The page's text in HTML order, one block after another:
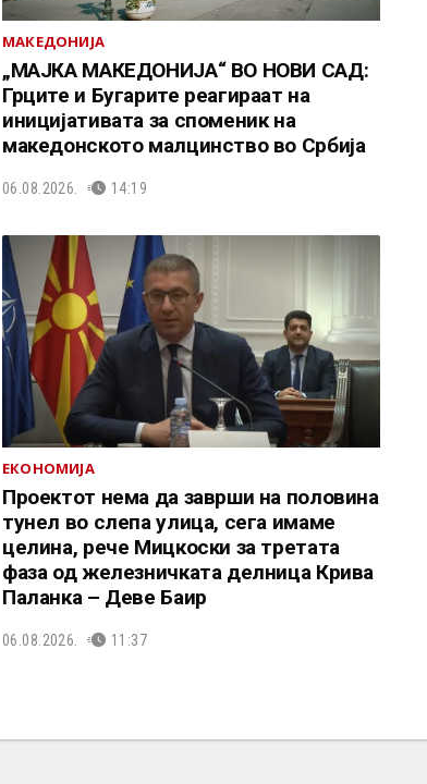
МАКЕДОНИЈА
„МАЈКА МАКЕДОНИЈА“ ВО НОВИ САД:
Грците и Бугарите реагираат на
иницијативата за споменик на
македонското малцинство во Србија
06.08.2026. 14:19
ЕКОНОМИЈА
Проектот нема да заврши на половина
тунел во слепа улица, сега имаме
целина, рече Мицкоски за третата
фаза од железничката делница Крива
Паланка – Деве Баир
06.08.2026. 11:37